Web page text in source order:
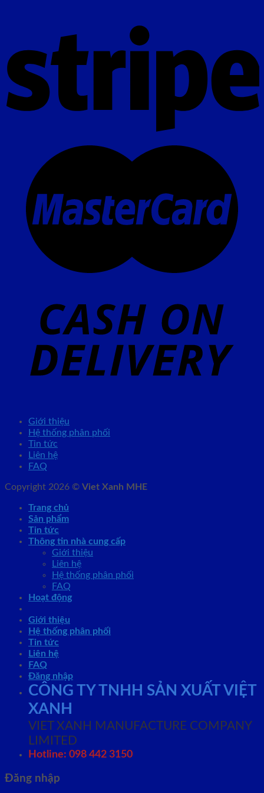
Giới thiệu
Hệ thống phân phối
Tin tức
Liên hệ
FAQ
Copyright 2026 © Viet Xanh MHE
Trang chủ
Sản phẩm
Tin tức
Thông tin nhà cung cấp
Giới thiệu
Liên hệ
Hệ thống phân phối
FAQ
Hoạt động
Giới thiệu
Hệ thống phân phối
Tin tức
Liên hệ
FAQ
Đăng nhập
CÔNG TY TNHH SẢN XUẤT VIỆT
XANH
VIET XANH MANUFACTURE COMPANY
LIMITED
Hotline: 098 442 3150
Đăng nhập